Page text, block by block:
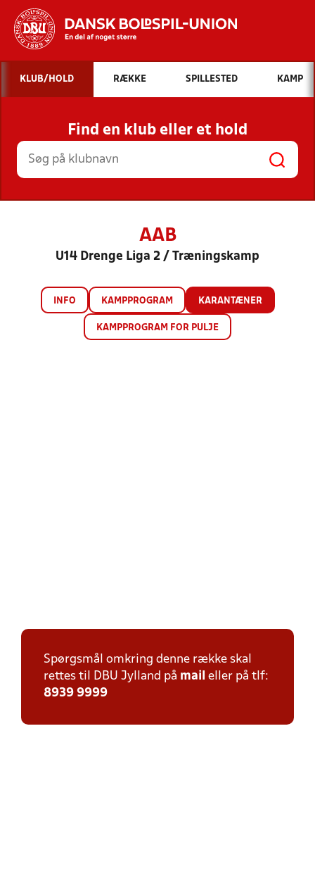
Hvad vil du søge efter?
INDHOLD OG NYHEDER
STILLINGER, RESULTATER, KLUBBER OG
HOLD
KLUB/HOLD RÆKKE SPILLESTED KAMP
Find en klub eller et hold
AAB
U14 Drenge Liga 2 / Træningskamp
INFO KAMPPROGRAM KARANTÆNER
KAMPPROGRAM FOR PULJE
Spørgsmål omkring denne række skal
rettes til DBU Jylland på mail eller på tlf:
8939 9999